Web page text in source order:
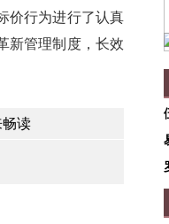
价行为进行了认真
新管理制度，长效
畅读